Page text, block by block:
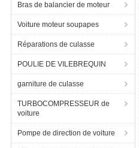
Bras de balancier de moteur
Voiture moteur soupapes
Réparations de culasse
POULIE DE VILEBREQUIN
garniture de culasse
TURBOCOMPRESSEUR de
voiture
Pompe de direction de voiture